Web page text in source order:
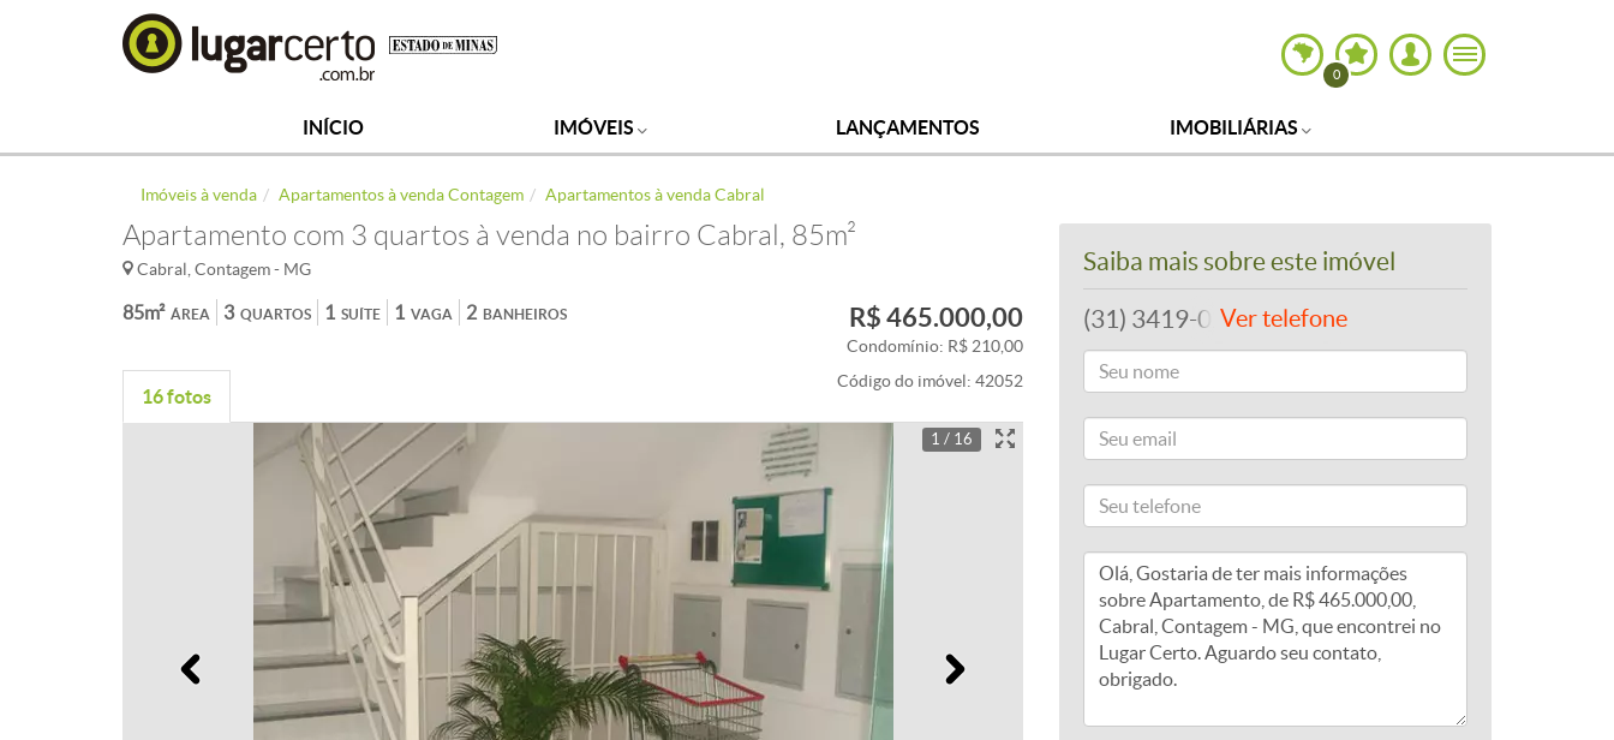
0
INÍCIO IMÓVEIS LANÇAMENTOS IMOBILIÁRIAS
Imóveis à venda Apartamentos à venda Contagem Apartamentos à venda Cabral
Apartamento com 3 quartos à venda no bairro Cabral, 85m²
Cabral, Contagem - MG
ÁREA
85m² QUARTOS
3 SUÍTE
1 VAGA
1 BANHEIROS
2 R$ 465.000,00
Condomínio: R$ 210,00
16 fotos
Código do imóvel: 42052
1 / 16
Anterior
Saiba mais sobre este imóvel
(31) 3419-0202Ver telefone